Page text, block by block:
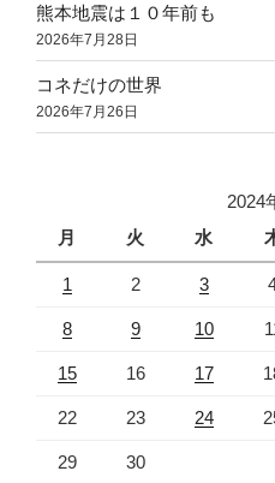
熊本地震は１０年前も
2026年7月28日
コネだけの世界
2026年7月26日
2024
月
火 水
1 2 3
8 9 10
15 16 17
22 23 24
29 30